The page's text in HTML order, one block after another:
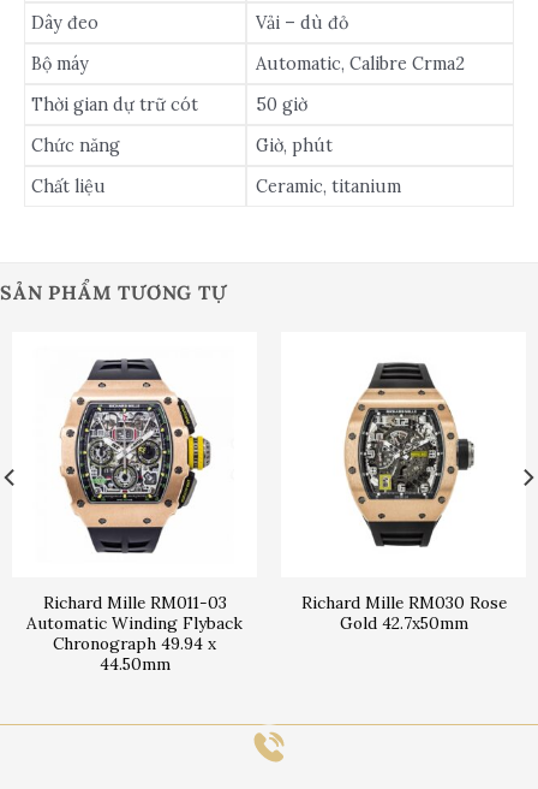
Dây đeo
Vải – dù đỏ
Bộ máy
Automatic, Calibre Crma2
Thời gian dự trữ cót
50 giờ
Chức năng
Giờ, phút
Chất liệu
Ceramic, titanium
SẢN PHẨM TƯƠNG TỰ
Richard Mille RM011-03
Automatic Winding Flyback
Chronograph 49.94 x
44.50mm
Richard Mille RM030 Rose
Gold 42.7x50mm